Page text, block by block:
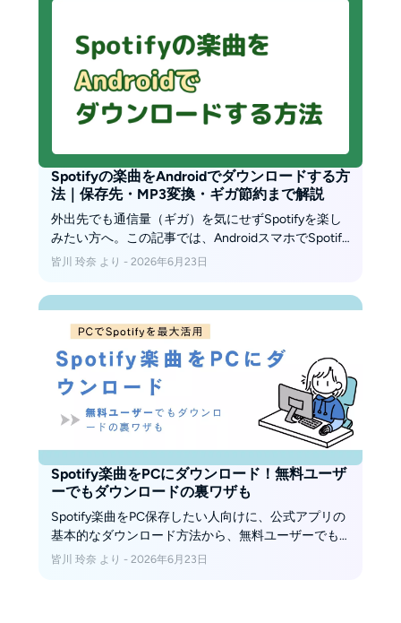
Spotifyの楽曲をAndroidでダウンロードする方
法｜保存先・MP3変換・ギガ節約まで解説
外出先でも通信量（ギガ）を気にせずSpotifyを楽し
みたい方へ。この記事では、AndroidスマホでSpotify
の音楽をダウンロードする方法や保存先、よくある
コツまで、わかりやすくまとめました。
皆川 玲奈 より - 2026年6月23日
Spotify楽曲をPCにダウンロード！無料ユーザ
ーでもダウンロードの裏ワザも
Spotify楽曲をPC保存したい人向けに、公式アプリの
基本的なダウンロード方法から、無料ユーザーでも
使えるサードパーティーソフトの選び方や安全な操
皆川 玲奈 より - 2026年6月23日